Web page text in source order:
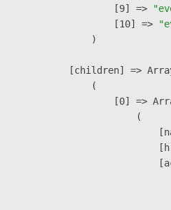
                    [9] =>
                    [10] =>
                )
[children] =>
                (
[0] =>
                        (